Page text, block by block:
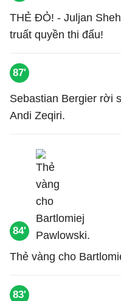
THẺ ĐỎ! - Juljan
truất quyền thi đấu!
87'
Sebastian Bergier rời
Andi Zeqiri.
84'
Thẻ vàng cho
83'